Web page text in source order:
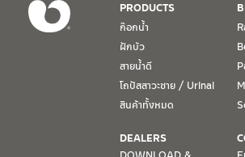
PRODUCTS
ก๊อกน้ำ
ฝักบัว
สายน้ำดี
โถปัสสาวะชาย / Urinal
สินค้าทั้งหมด
DEALERS